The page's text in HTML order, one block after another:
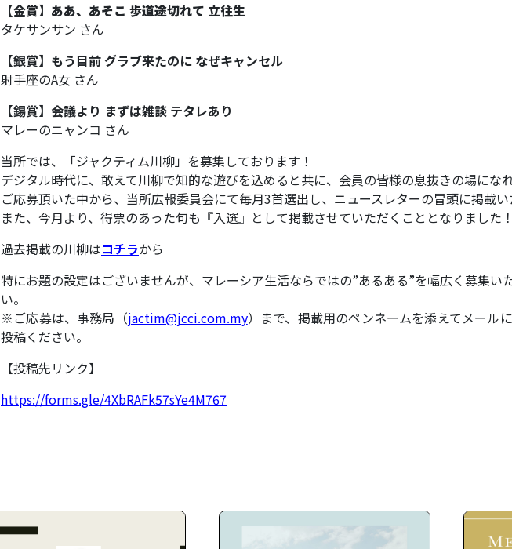
【金賞】ああ、あそこ 歩道途切れて 立往生
タケサンサン さん
【銀賞】もう目前 グラブ来たのに なぜキャンセル
射手座のA女 さん
【錫賞】会議より まずは雑談 テタレあり
マレーのニャンコ さん
当所では、「ジャクティム川柳」を募集しております！
デジタル時代に、敢えて川柳で知的な遊びを込めると共に、会員の皆様の息抜きの場になれ
ご応募頂いた中から、当所広報委員会にて毎月3首選出し、ニュースレターの冒頭に掲載い
また、今月より、得票のあった句も『入選』として掲載させていただくこととなりました！
過去掲載の川柳はコチラから
特にお題の設定はございませんが、マレーシア生活ならではの”あるある”を幅広く募集い
い。
※ご応募は、事務局（jactim@jcci.com.my）まで、掲載用のペンネームを添えてメール
投稿ください。
【投稿先リンク】
https://forms.gle/4XbRAFk57sYe4M767